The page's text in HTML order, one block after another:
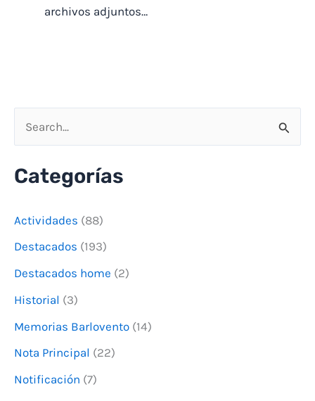
archivos adjuntos…
s
a
r
p
o
r
:
Categorías
Actividades (88)
Destacados (193)
Destacados home (2)
Historial (3)
Memorias Barlovento (14)
Nota Principal (22)
Notificación (7)